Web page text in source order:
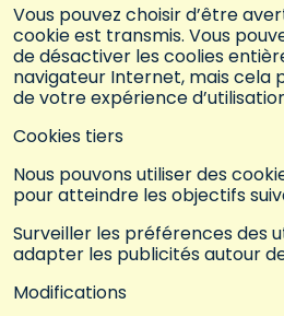
Vous pouvez choisir d’être
cookie est transmis. Vous
de désactiver les coolies
navigateur Internet, mais cela
de votre expérience
Cookies tiers
Nous pouvons utiliser des
pour atteindre les objectifs
Surveiller les préférences des
adapter les publicités autour
Modifications